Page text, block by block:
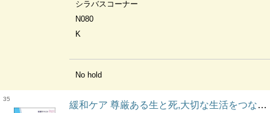
シラバスコーナー
N080
K
No hold
35
緩和ケア 尊厳ある生と死,大切な生活をつなぐ技と心 看護学テキストnice